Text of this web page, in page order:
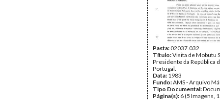
Pasta:02037.032
Título:Visita de Mobutu
Presidente da República
Portugal.
Data: 1983
Fundo:AMS - Arquivo
Tipo Documental:
Página(s): 6 (5 Imagens,